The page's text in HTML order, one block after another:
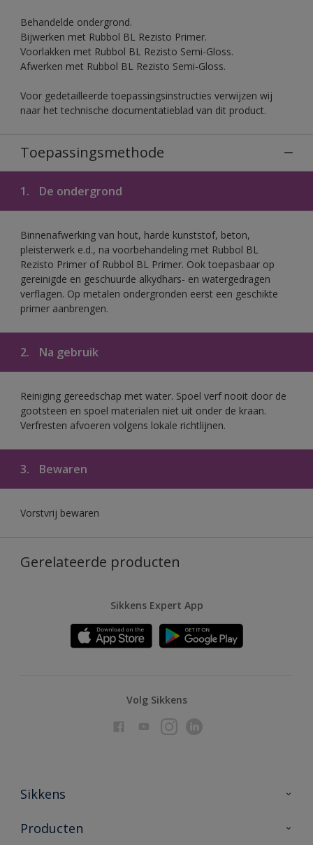
Behandelde ondergrond.
Bijwerken met Rubbol BL Rezisto Primer.
Voorlakken met Rubbol BL Rezisto Semi-Gloss.
Afwerken met Rubbol BL Rezisto Semi-Gloss.
Voor gedetailleerde toepassingsinstructies verwijzen wij
naar het technische documentatieblad van dit product.
Toepassingsmethode
1. De ondergrond
Binnenafwerking van hout, harde kunststof, beton,
pleisterwerk e.d., na voorbehandeling met Rubbol BL
Rezisto Primer of Rubbol BL Primer. Ook toepasbaar op
gereinigde en geschuurde alkydhars- en watergedragen
verflagen. Op metalen ondergronden eerst een geschikte
primer aanbrengen.
2. Na gebruik
Reiniging gereedschap met water. Spoel verf nooit door de
gootsteen en spoel materialen niet uit onder de kraan.
Verfresten afvoeren volgens lokale richtlijnen.
3. Bewaren
Vorstvrij bewaren
Gerelateerde producten
Sikkens Expert App
Volg Sikkens
Sikkens
Over Sikkens
Producten